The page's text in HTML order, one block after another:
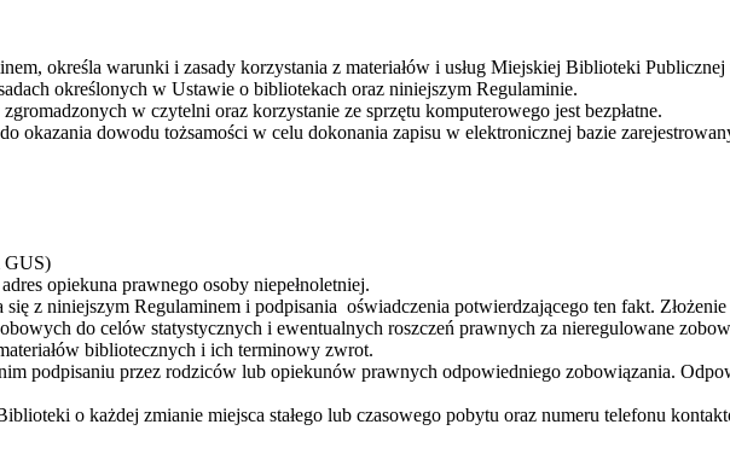
określa warunki i zasady korzystania z materiałów i usług Miejskiej Biblioteki
określonych w Ustawie o bibliotekach oraz niniejszym Regulaminie.
w czytelni oraz korzystanie ze sprzętu komputerowego jest bezpłatne.
okazania dowodu tożsamości w celu dokonania zapisu w elektronicznej bazie
GUS)
opiekuna prawnego osoby niepełnoletniej.
z niniejszym Regulaminem i podpisania oświadczenia potwierdzającego ten fakt.
do celów statystycznych i ewentualnych roszczeń prawnych za nieregulowane
bibliotecznych i ich terminowy zwrot.
podpisaniu przez rodziców lub opiekunów prawnych odpowiedniego zobowiązania.
o każdej zmianie miejsca stałego lub czasowego pobytu oraz numeru telefonu